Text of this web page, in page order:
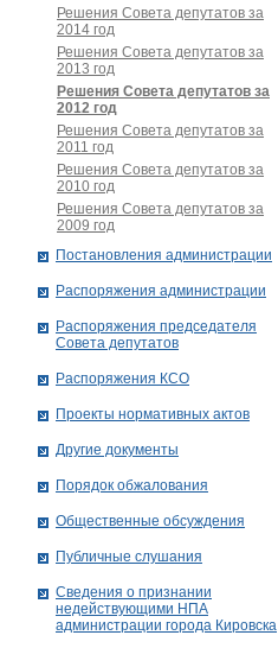
Решения Совета депутатов за
2014 год
Решения Совета депутатов за
2013 год
Решения Совета депутатов за
2012 год
Решения Совета депутатов за
2011 год
Решения Совета депутатов за
2010 год
Решения Совета депутатов за
2009 год
Постановления администрации
Распоряжения администрации
Распоряжения председателя
Совета депутатов
Распоряжения КСО
Проекты нормативных актов
Другие документы
Порядок обжалования
Общественные обсуждения
Публичные слушания
Сведения о признании
недействующими НПА
администрации города Кировскa